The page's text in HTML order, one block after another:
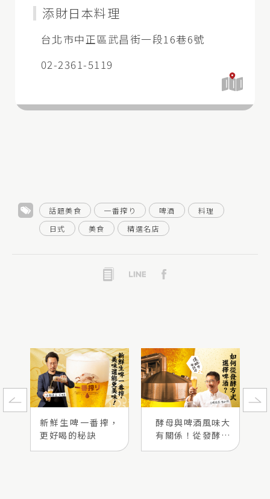
添財日本料理
台北市中正區武昌街一段16巷6號
02-2361-5119
開
話題美食 一番搾り 啤酒
料理
日式
美食 精選名店
新鮮生啤一番搾，
更好喝的秘訣
酵母與啤酒風味大
有關係！從發酵方
式選擇啤酒